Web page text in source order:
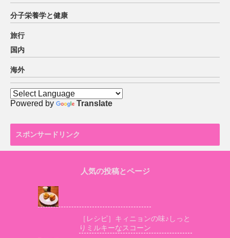
分子栄養学と健康
旅行
国内
海外
Powered by Translate
スポンサードリンク
人気の投稿とページ
［レシピ］キィニョンの味♪しっと
りミルキーなスコーン